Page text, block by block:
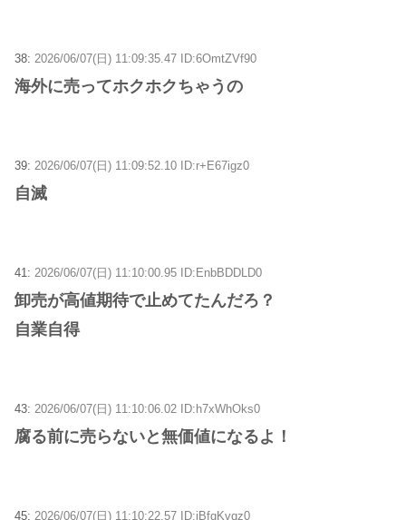
38: 2026/06/07(日) 11:09:35.47 ID:6OmtZVf90
海外に売ってホクホクちゃうの
39: 2026/06/07(日) 11:09:52.10 ID:r+E67igz0
自滅
41: 2026/06/07(日) 11:10:00.95 ID:EnbBDDLD0
卸売が高値期待で止めてたんだろ？
自業自得
43: 2026/06/07(日) 11:10:06.02 ID:h7xWhOks0
腐る前に売らないと無価値になるよ！
45: 2026/06/07(日) 11:10:22.57 ID:jBfgKvqz0